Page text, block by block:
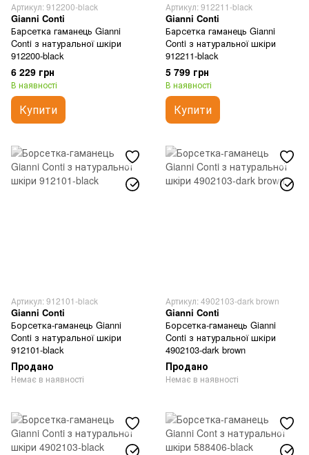
Артикул: 912200-black
Gianni Conti
Барсетка гаманець Gianni
Conti з натуральної шкіри
912200-black
6 229 грн
В наявності
Купити
Артикул: 912211-black
Gianni Conti
Барсетка гаманець Gianni
Conti з натуральної шкіри
912211-black
5 799 грн
В наявності
Купити
Артикул: 912101-black
Gianni Conti
Борсетка-гаманець Gianni
Conti з натуральної шкіри
912101-black
Продано
Немає в наявності
Артикул: 4902103-dark brown
Gianni Conti
Борсетка-гаманець Gianni
Conti з натуральної шкіри
4902103-dark brown
Продано
Немає в наявності